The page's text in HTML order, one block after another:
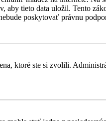
tieto data uložil. Tento
poskytovať právnu
ktoré ste si zvolili.